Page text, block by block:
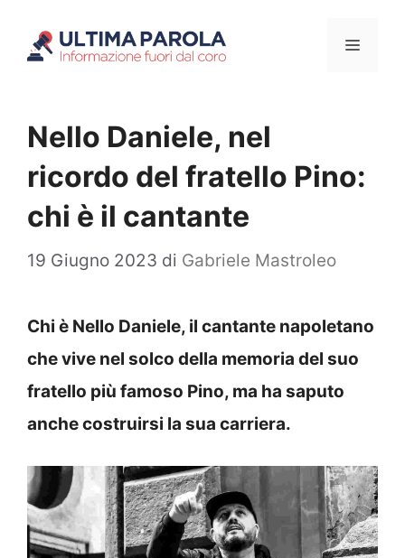
Menu
Nello Daniele, nel
ricordo del fratello Pino:
chi è il cantante
19 Giugno 2023 di Gabriele Mastroleo
Chi è Nello Daniele, il cantante napoletano
che vive nel solco della memoria del suo
fratello più famoso Pino, ma ha saputo
anche costruirsi la sua carriera.